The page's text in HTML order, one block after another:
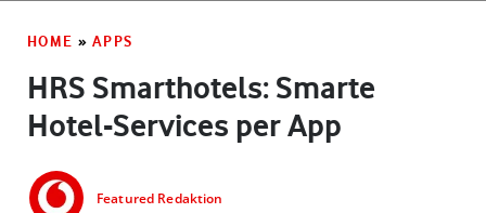
HOME » APPS
HRS Smarthotels: Smarte
Hotel-Services per App
Featured Redaktion